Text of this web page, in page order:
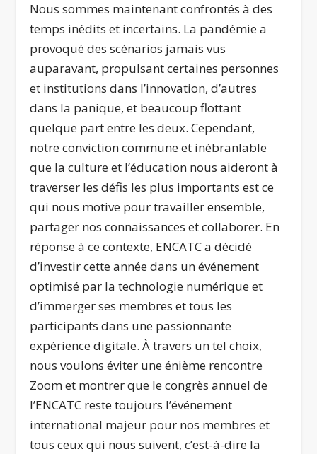
Nous sommes maintenant confrontés à des
temps inédits et incertains. La pandémie a
provoqué des scénarios jamais vus
auparavant, propulsant certaines personnes
et institutions dans l’innovation, d’autres
dans la panique, et beaucoup flottant
quelque part entre les deux. Cependant,
notre conviction commune et inébranlable
que la culture et l’éducation nous aideront à
traverser les défis les plus importants est ce
qui nous motive pour travailler ensemble,
partager nos connaissances et collaborer. En
réponse à ce contexte, ENCATC a décidé
d’investir cette année dans un événement
optimisé par la technologie numérique et
d’immerger ses membres et tous les
participants dans une passionnante
expérience digitale. À travers un tel choix,
nous voulons éviter une énième rencontre
Zoom et montrer que le congrès annuel de
l’ENCATC reste toujours l’événement
international majeur pour nos membres et
tous ceux qui nous suivent, c’est-à-dire la